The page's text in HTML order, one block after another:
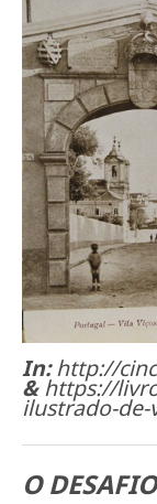
In:http://
&https://
ilustrado-de-
O